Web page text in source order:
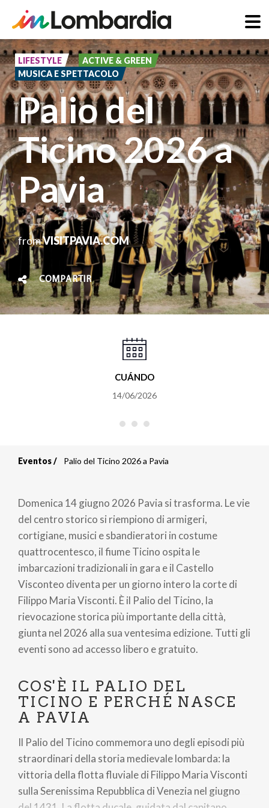
Pasar
al
contenido
principal
LIFESTYLE
ACTIVE & GREEN
MUSICA E SPETTACOLO
Palio del
Ticino 2026 a
Pavia
fromVISITPAVIA.COM
COMPARTIR
CUÁNDO
14/06/2026
enlaces
de
ayuda
a
la
navegación
Eventos Palio del Ticino 2026 a Pavia
Domenica 14 giugno 2026 Pavia si trasforma. Le vie
del centro storico si riempiono di armigeri,
cortigiane, musici e sbandieratori in costume
quattrocentesco, il fiume Ticino ospita le
imbarcazioni tradizionali in gara e il Castello
Visconteo diventa per un giorno intero la corte di
Filippo Maria Visconti. È il Palio del Ticino, la
rievocazione storica più importante della città,
giunta nel 2026 alla sua ventesima edizione. Tutti gli
eventi sono ad accesso libero e gratuito.
COS'È IL PALIO DEL
TICINO E PERCHÉ NASCE
A PAVIA
Il Palio del Ticino commemora uno degli episodi più
straordinari della storia medievale lombarda: la
vittoria della flotta fluviale di Filippo Maria Visconti
sulla Serenissima Repubblica di Venezia nel giugno